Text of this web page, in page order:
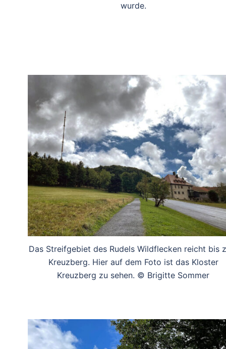
wurde.
Das Streifgebiet des Rudels Wildflecken reicht bis
Kreuzberg. Hier auf dem Foto ist das Kloster
Kreuzberg zu sehen. © Brigitte Sommer